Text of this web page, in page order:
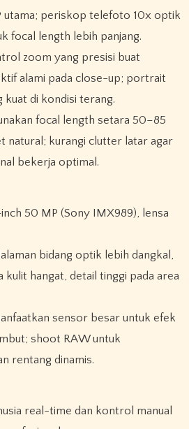
utama; periskop telefoto 10x optik
focal length lebih panjang.
zoom yang presisi buat
alami pada close-up; portrait
kuat di kondisi terang.
focal length setara 50–85
natural; kurangi clutter latar agar
bekerja optimal.
50 MP (Sony IMX989), lensa
bidang optik lebih dangkal,
kulit hangat, detail tinggi pada area
sensor besar untuk efek
shoot RAW untuk
rentang dinamis.
real-time dan kontrol manual